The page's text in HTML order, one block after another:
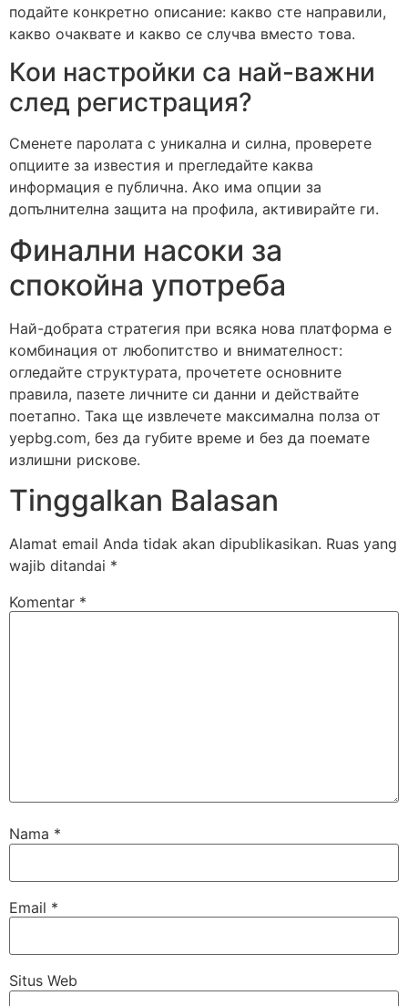
подайте конкретно описание: какво сте направили,
какво очаквате и какво се случва вместо това.
Кои настройки са най-важни
след регистрация?
Сменете паролата с уникална и силна, проверете
опциите за известия и прегледайте каква
информация е публична. Ако има опции за
допълнителна защита на профила, активирайте ги.
Финални насоки за
спокойна употреба
Най-добрата стратегия при всяка нова платформа е
комбинация от любопитство и внимателност:
огледайте структурата, прочетете основните
правила, пазете личните си данни и действайте
поетапно. Така ще извлечете максимална полза от
yepbg.com, без да губите време и без да поемате
излишни рискове.
Tinggalkan Balasan
Alamat email Anda tidak akan dipublikasikan. Ruas yang
wajib ditandai *
Komentar *
Nama *
Email *
Situs Web